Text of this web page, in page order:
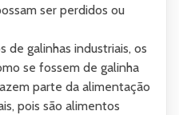
ser perdidos ou
de galinhas industriais, os
se fossem de galinha
parte da alimentação
pois são alimentos